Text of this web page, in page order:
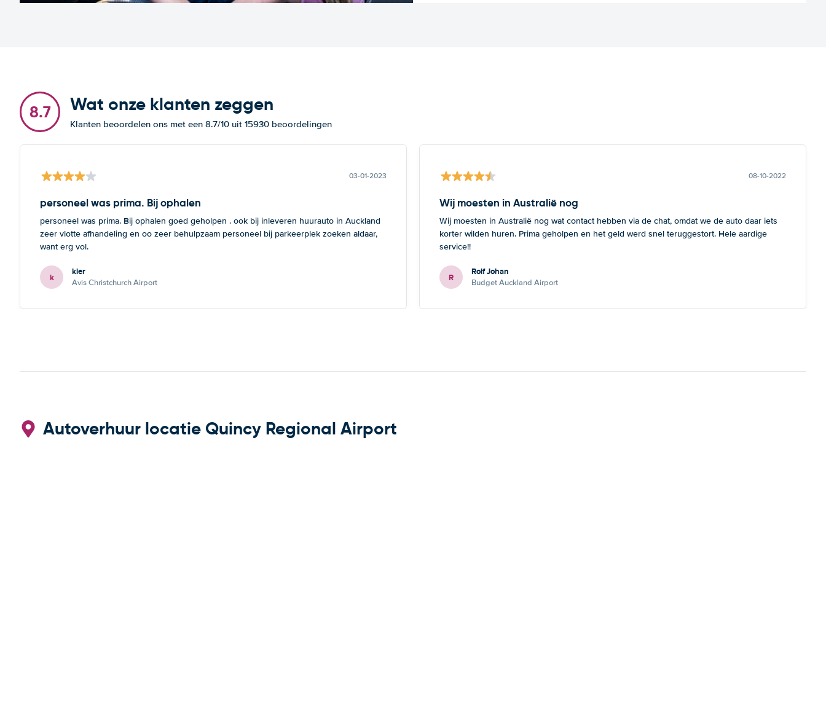
8.7 Wat onze klanten zeggen
Klanten beoordelen ons met een 8.7/10 uit 15930 beoordelingen
03-01-2023
personeel was prima. Bij ophalen
personeel was prima. Bij ophalen goed geholpen . ook bij inleveren huurauto in Auckland
zeer vlotte afhandeling en oo zeer behulpzaam personeel bij parkeerplek zoeken aldaar,
want erg vol.
k kier
Avis Christchurch Airport
08-10-2022
Wij moesten in Australië nog
Wij moesten in Australië nog wat contact hebben via de chat, omdat we de auto daar iets
korter wilden huren. Prima geholpen en het geld werd snel teruggestort. Hele aardige
service!!
R Rolf Johan
Budget Auckland Airport
Autoverhuur locatie Quincy Regional Airport